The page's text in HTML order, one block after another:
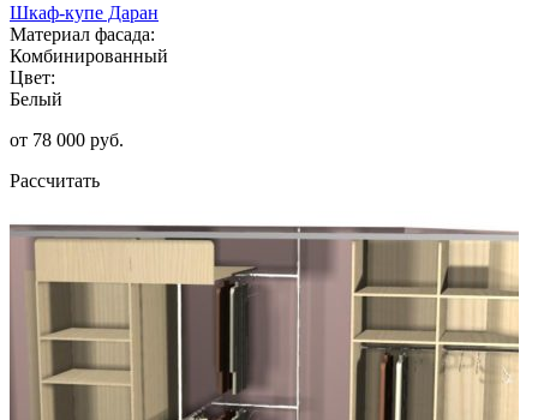
Шкаф-купе Даран
Материал фасада:
Комбинированный
Цвет:
Белый
от 78 000 руб.
Рассчитать